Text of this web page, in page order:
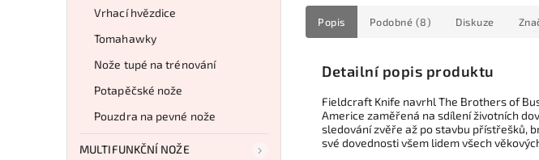
Vrhací hvězdice
Tomahawky
Nože tupé na trénování
Potapěčské nože
Pouzdra na pevné nože
MULTIFUNKČNÍ NOŽE
Popis Podobné (8) Diskuze
Detailní popis produktu
Fieldcraft Knife navrhl The Brothers of
Americe zaměřená na sdílení životních
sledování zvěře až po stavbu přístřešků,
své dovednosti všem lidem všech